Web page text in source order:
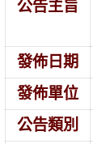
公告主旨
發佈日期
發佈單位
公告類別